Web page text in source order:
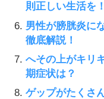
則正しい生活を！
男性が膀胱炎に
徹底解説！
へその上がキリ
期症状は？
ゲップがたくさ